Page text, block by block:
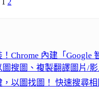
Chrome 內建「Google
圖搜圖、複製翻譯圖片/
，以圖找圖！ 快速搜尋相